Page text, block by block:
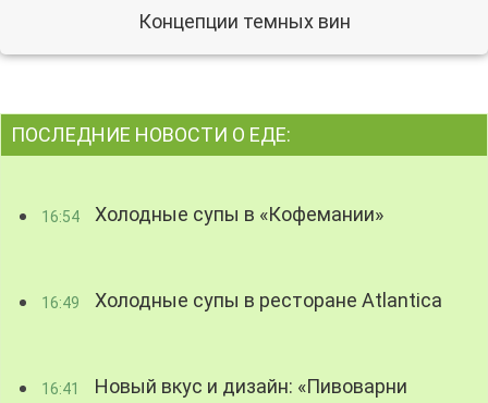
Концепции темных вин
ПОСЛЕДНИЕ НОВОСТИ О ЕДЕ:
16:54 Холодные супы в «Кофемании»
16:49 Холодные супы в ресторане Atlantica
16:41
Новый вкус и дизайн: «Пивоварни